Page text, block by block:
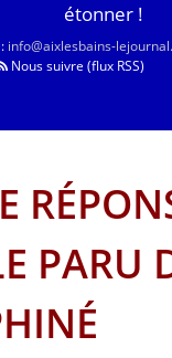
étonner !
info@aixlesbains-
Nous suivre (flux RSS)
PARU